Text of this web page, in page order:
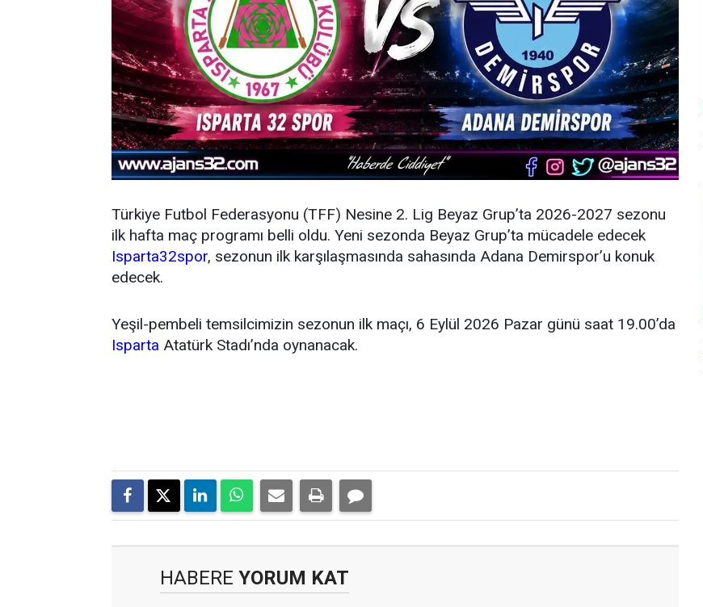
Türkiye Futbol Federasyonu (TFF) Nesine 2. Lig Beyaz Grup’ta 2026-2027 sezonu
ilk hafta maç programı belli oldu. Yeni sezonda Beyaz Grup’ta mücadele edecek
Isparta32spor, sezonun ilk karşılaşmasında sahasında Adana Demirspor’u konuk
edecek.
Yeşil-pembeli temsilcimizin sezonun ilk maçı, 6 Eylül 2026 Pazar günü saat 19.00’da
Isparta Atatürk Stadı’nda oynanacak.
HABERE YORUM KAT